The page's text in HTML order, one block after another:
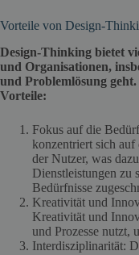
Vorteile von Design-
Design-Thinking bietet
und Organisationen,
und Problemlösung
Vorteile:
Fokus auf die
konzentriert sich auf
der Nutzer, was
Dienstleistungen zu
Bedürfnisse
Kreativität und
Kreativität und
und Prozesse nutzt,
Interdisziplinarität: